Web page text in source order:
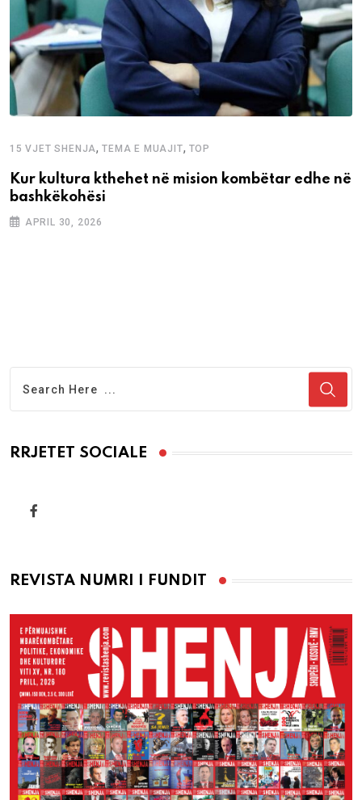
15 VJET SHENJA,TEMA E MUAJIT, TOP
Kur kultura kthehet në mision kombëtar edhe në
bashkëkohësi
APRIL 30, 2026
RRJETET SOCIALE
REVISTA NUMRI I FUNDIT